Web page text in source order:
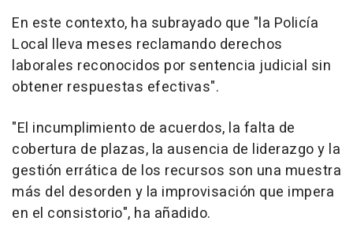
En este contexto, ha subrayado que "la Policía
Local lleva meses reclamando derechos
laborales reconocidos por sentencia judicial sin
obtener respuestas efectivas".
"El incumplimiento de acuerdos, la falta de
cobertura de plazas, la ausencia de liderazgo y la
gestión errática de los recursos son una muestra
más del desorden y la improvisación que impera
en el consistorio", ha añadido.